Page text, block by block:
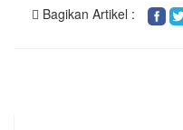
Bagikan Artikel :